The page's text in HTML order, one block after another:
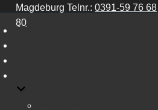
Magdeburg Telnr.:0391-59 76 68
80
STARTSEITE